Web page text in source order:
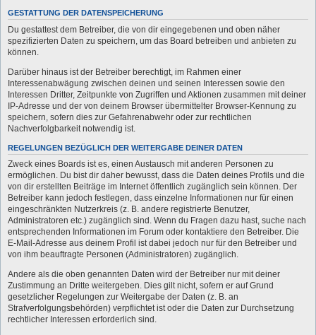
GESTATTUNG DER DATENSPEICHERUNG
Du gestattest dem Betreiber, die von dir eingegebenen und oben näher
spezifizierten Daten zu speichern, um das Board betreiben und anbieten zu
können.
Darüber hinaus ist der Betreiber berechtigt, im Rahmen einer
Interessenabwägung zwischen deinen und seinen Interessen sowie den
Interessen Dritter, Zeitpunkte von Zugriffen und Aktionen zusammen mit deiner
IP-Adresse und der von deinem Browser übermittelter Browser-Kennung zu
speichern, sofern dies zur Gefahrenabwehr oder zur rechtlichen
Nachverfolgbarkeit notwendig ist.
REGELUNGEN BEZÜGLICH DER WEITERGABE DEINER DATEN
Zweck eines Boards ist es, einen Austausch mit anderen Personen zu
ermöglichen. Du bist dir daher bewusst, dass die Daten deines Profils und die
von dir erstellten Beiträge im Internet öffentlich zugänglich sein können. Der
Betreiber kann jedoch festlegen, dass einzelne Informationen nur für einen
eingeschränkten Nutzerkreis (z. B. andere registrierte Benutzer,
Administratoren etc.) zugänglich sind. Wenn du Fragen dazu hast, suche nach
entsprechenden Informationen im Forum oder kontaktiere den Betreiber. Die
E-Mail-Adresse aus deinem Profil ist dabei jedoch nur für den Betreiber und
von ihm beauftragte Personen (Administratoren) zugänglich.
Andere als die oben genannten Daten wird der Betreiber nur mit deiner
Zustimmung an Dritte weitergeben. Dies gilt nicht, sofern er auf Grund
gesetzlicher Regelungen zur Weitergabe der Daten (z. B. an
Strafverfolgungsbehörden) verpflichtet ist oder die Daten zur Durchsetzung
rechtlicher Interessen erforderlich sind.